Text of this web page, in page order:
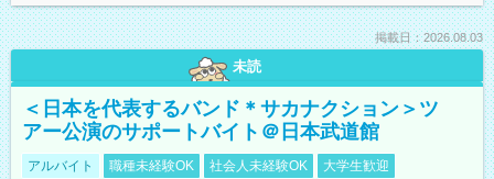
掲載日：2026.08.03
未読
＜日本を代表するバンド＊サカナクション＞ツ
アー公演のサポートバイト＠日本武道館
アルバイト 職種未経験OK 社会人未経験OK
大学生歓迎